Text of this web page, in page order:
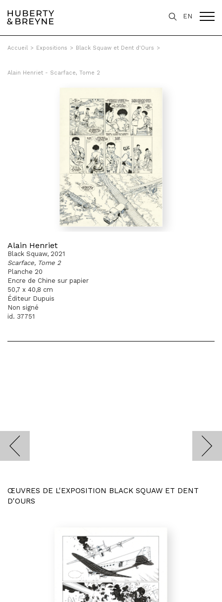
EN
Accueil > Expositions > Black Squaw et Dent d'Ours >
Alain Henriet - Scarface, Tome 2
Alain Henriet
Black Squaw, 2021
Scarface, Tome 2
Planche 20
Encre de Chine sur papier
50,7 x 40,8 cm
Éditeur Dupuis
Non signé
id. 37751
ŒUVRES DE L'EXPOSITION BLACK SQUAW ET DENT
D'OURS